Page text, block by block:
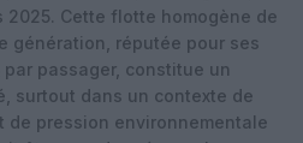
2025. Cette flotte homogène de
génération, réputée pour ses
passager, constitue un
surtout dans un contexte de
de pression environnementale